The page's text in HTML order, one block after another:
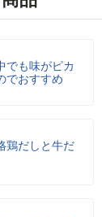
でも味がピカ
でおすすめ
鶏だしと牛だ